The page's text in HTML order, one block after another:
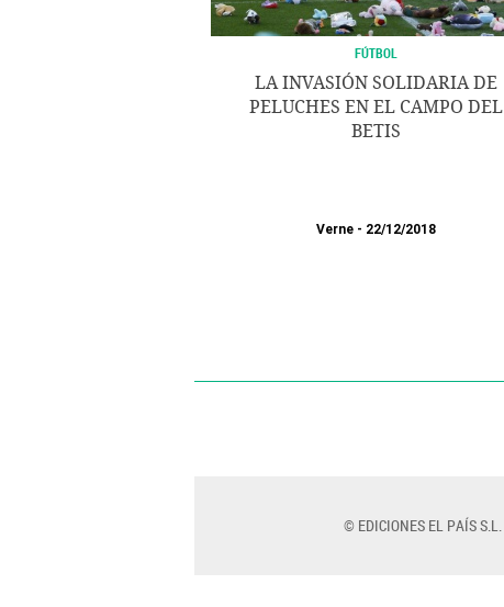
FÚTBOL
LA INVASIÓN SOLIDARIA DE
PELUCHES EN EL CAMPO DEL
BETIS
Verne 22/12/2018
© EDICIONES EL PAÍS S.L.